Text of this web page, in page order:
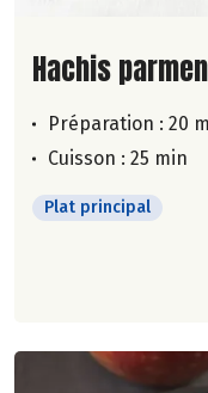
Lire la suite
Hachis
Préparation : 20
Cuisson : 25 min
Plat principal